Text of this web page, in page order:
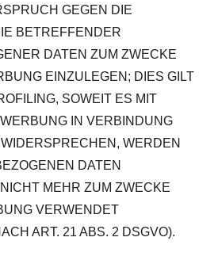
GEGEN DIE
BETREFFENDER
DATEN ZUM ZWECKE
EINZULEGEN; DIES GILT
SOWEIT ES MIT
IN VERBINDUNG
WERDEN
DATEN
MEHR ZUM ZWECKE
VERWENDET
ART. 21 ABS. 2 DSGVO).